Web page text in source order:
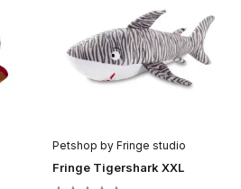
Petshop by Fringe studio
Fringe Tigershark XXL